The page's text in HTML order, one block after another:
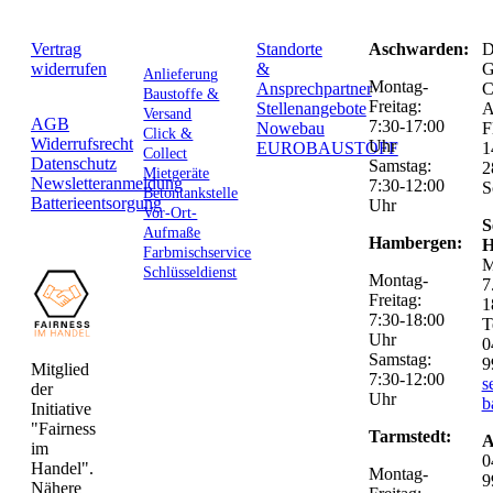
Vertrag
widerrufen
AGB
Widerrufsrecht
Datenschutz
Newsletteranmeldung
Batterieentsorgung
Mitglied
der
Initiative
"Fairness
im
Handel".
Nähere
Anlieferung
Baustoffe &
Versand
Click &
Collect
Mietgeräte
Betontankstelle
Vor-Ort-
Aufmaße
Farbmischservice
Schlüsseldienst
Standorte
&
Ansprechpartner
Stellenangebote
Nowebau
EUROBAUSTOFF
Aschwarden:
Montag-
Freitag:
7:30-17:00
Uhr
Samstag:
7:30-12:00
Uhr
Hambergen:
Montag-
Freitag:
7:30-18:00
Uhr
Samstag:
7:30-12:00
Uhr
Tarmstedt:
Montag-